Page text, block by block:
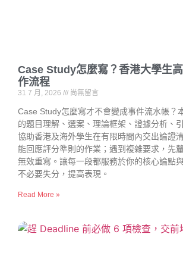
Case Study怎麼寫？香港大學生
作流程
31 7 月, 2026 尚無留言
Case Study怎麼寫才不會變成事件流水帳？
的題目理解、選案、理論框架、證據分析、
協助香港及海外學生在有限時間內交出論證
能回應評分準則的作業；遇到複雜要求，先
無效重寫。讓每一段都服務於你的核心論點
不必要失分，提高表現。
Read More »